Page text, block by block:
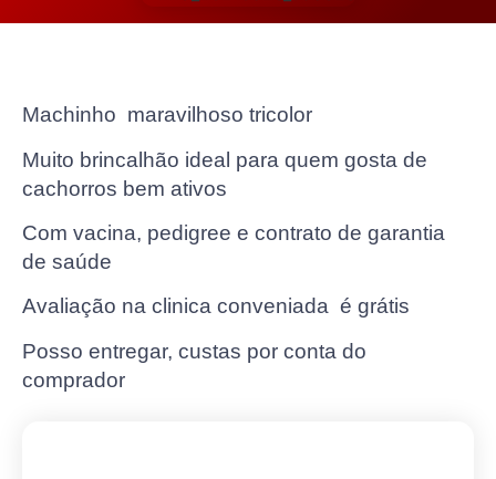
Machinho maravilhoso tricolor
Muito brincalhão ideal para quem gosta de
cachorros bem ativos
Com vacina, pedigree e contrato de garantia
de saúde
Avaliação na clinica conveniada é grátis
Posso entregar, custas por conta do
comprador